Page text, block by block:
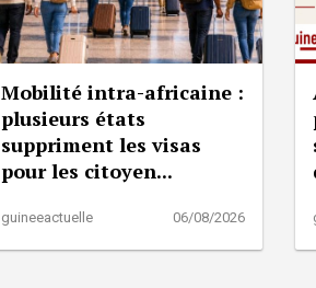
Mobilité intra-africaine :
plusieurs états
suppriment les visas
pour les citoyen...
guineeactuelle 06/08/2026